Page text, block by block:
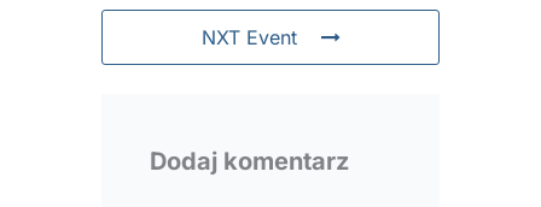
NXT Event
Dodaj komentarz